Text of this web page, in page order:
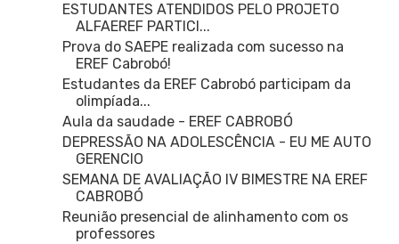
ESTUDANTES ATENDIDOS PELO PROJETO
ALFAEREF PARTICI...
Prova do SAEPE realizada com sucesso na
EREF Cabrobó!
Estudantes da EREF Cabrobó participam da
olimpíada...
Aula da saudade - EREF CABROBÓ
DEPRESSÃO NA ADOLESCÊNCIA - EU ME AUTO
GERENCIO
SEMANA DE AVALIAÇÃO IV BIMESTRE NA EREF
CABROBÓ
Reunião presencial de alinhamento com os
professores